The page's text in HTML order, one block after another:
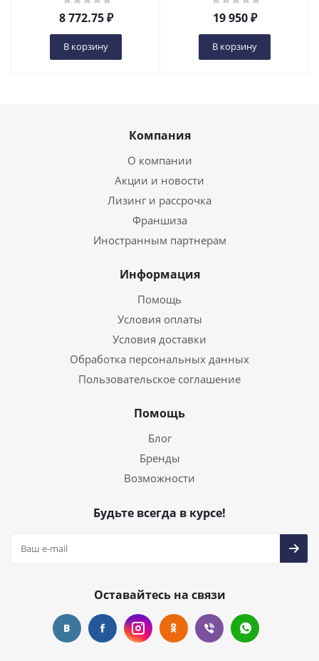
8 772.75₽
В корзину
19 950₽
В корзину
Компания
О компании
Акции и новости
Лизинг и рассрочка
Франшиза
Иностранным партнерам
Информация
Помощь
Условия оплаты
Условия доставки
Обработка персональных данных
Пользовательское соглашение
Помощь
Блог
Бренды
Возможности
Будьте всегда в курсе!
Оставайтесь на связи